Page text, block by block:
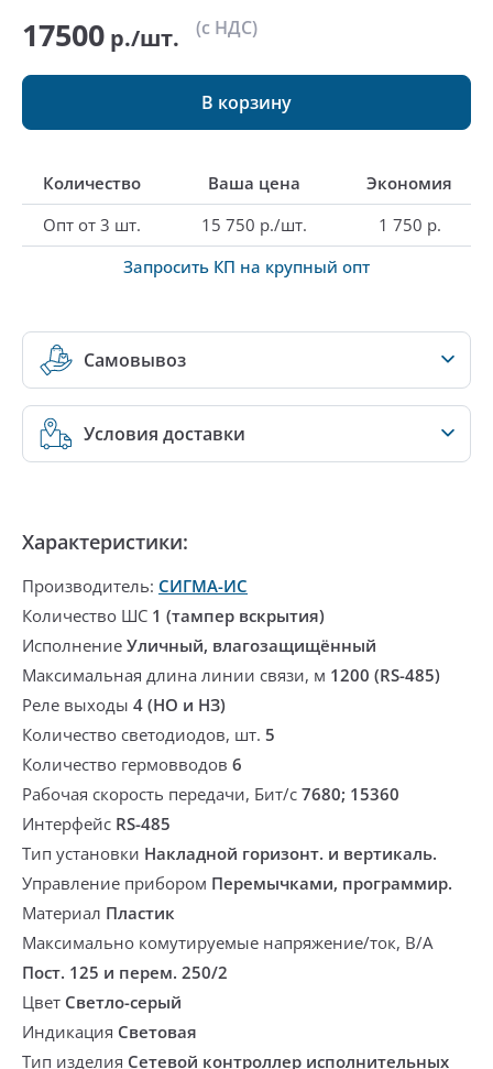
17500 р./шт. (с НДС)
В корзину
Количество Ваша цена
Экономия
Опт от 3 шт.
15 750 р./шт.
1 750 р.
Запросить КП на крупный опт
Самовывоз
Условия доставки
Характеристики:
Производитель: СИГМА-ИС
Количество ШС 1 (тампер вскрытия)
Исполнение Уличный, влагозащищённый
Максимальная длина линии связи, м 1200 (RS-485)
Реле выходы 4 (НО и НЗ)
Количество светодиодов, шт. 5
Количество гермовводов 6
Рабочая скорость передачи, Бит/с 7680; 15360
Интерфейс RS-485
Тип установки Накладной горизонт. и вертикаль.
Управление прибором Перемычками, программир.
Материал Пластик
Максимально комутируемые напряжение/ток, В/А
Пост. 125 и перем. 250/2
Цвет Светло-серый
Индикация Световая
Тип изделия Сетевой контроллер исполнительных